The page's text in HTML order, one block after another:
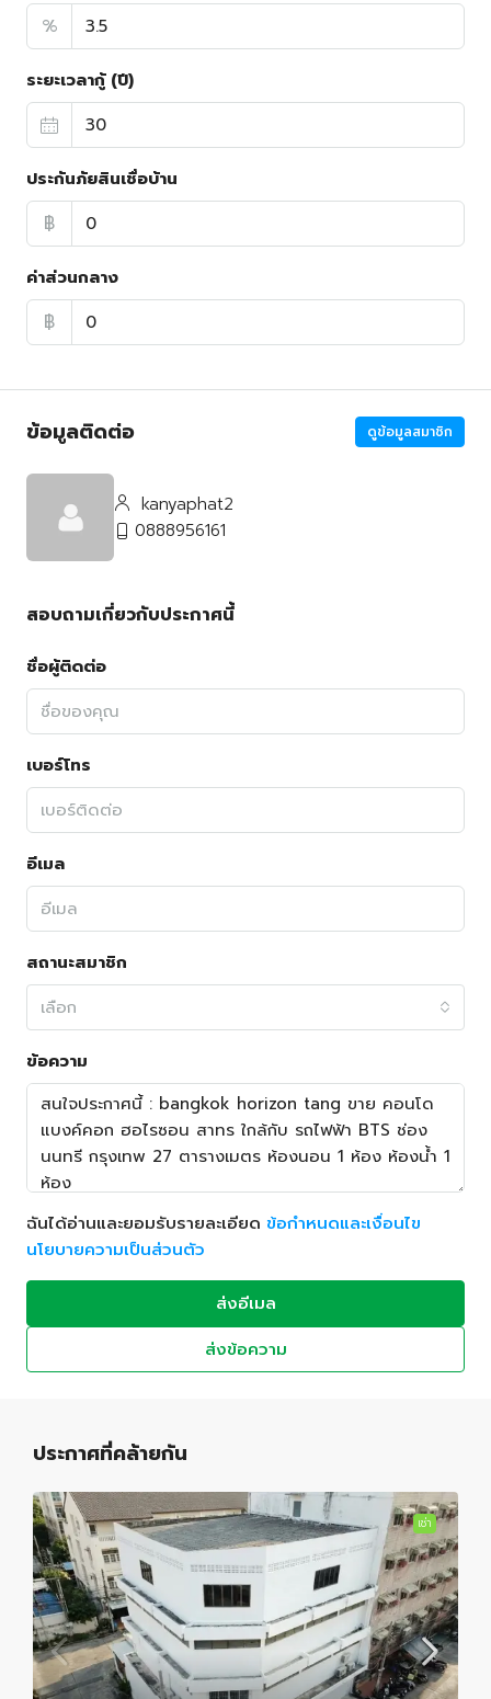
%
ระยะเวลากู้ (ปี)
ประกันภัยสินเชื่อบ้าน
฿
ค่าส่วนกลาง
฿
ข้อมูลติดต่อ ดูข้อมูลสมาชิก
kanyaphat2
0888956161
สอบถามเกี่ยวกับประกาศนี้
ชื่อผู้ติดต่อ
เบอร์โทร
อีเมล
สถานะสมาชิก
เลือก
ข้อความ
ฉันได้อ่านและยอมรับรายละเอียด ข้อกำหนดและเงื่อนไข
นโยบายความเป็นส่วนตัว
ส่งอีเมล
ส่งข้อความ
ประกาศที่คล้ายกัน
เช่า